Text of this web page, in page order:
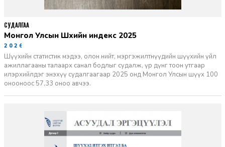
Монгол Улсын Шүүхийн индекс 2025
2026-06-11
Шүүхийн статистик мэдээ, олон нийт, мэргэжилтнүүдийн шүүхийн үйл
ажиллагааны талаарх санал бодлыг судалж, үр дүнг тоон утгаар
илэрхийлдэг энэхүү судалгаагаар 2025 онд Монгол Улсын шүүх 100
онооноос 57,33 оноо авчээ.
СУДАЛГАА